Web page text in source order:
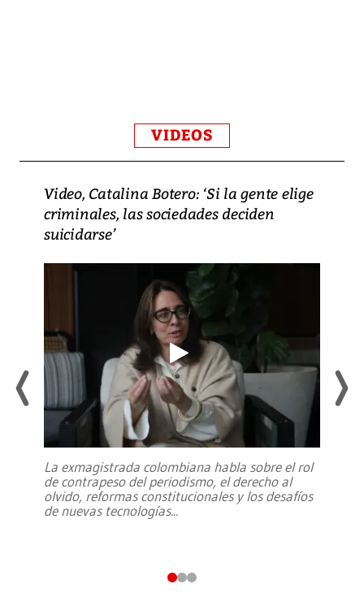
VIDEOS
Video, Catalina Botero: ‘Si la gente elige
criminales, las sociedades deciden
suicidarse’
La exmagistrada colombiana habla sobre el rol
de contrapeso del periodismo, el derecho al
olvido, reformas constitucionales y los desafíos
de nuevas tecnologías...